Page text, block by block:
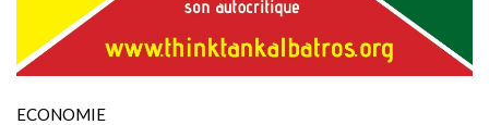
ECONOMIE